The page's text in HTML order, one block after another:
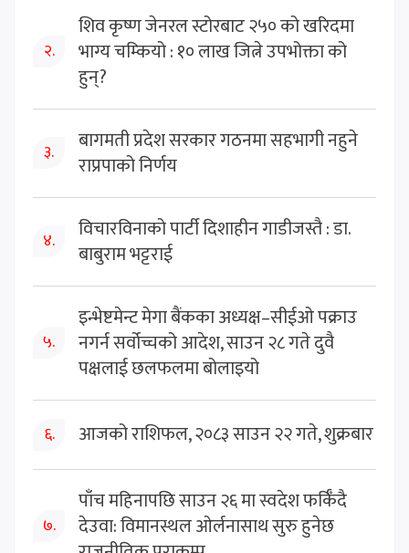
२.
शिव कृष्ण जेनरल स्टोरबाट २५० को खरिदमा
भाग्य चम्कियो : १० लाख जित्ने उपभोक्ता को
हुन्?
३.
बागमती प्रदेश सरकार गठनमा सहभागी नहुने
राप्रपाको निर्णय
४.
विचारविनाको पार्टी दिशाहीन गाडीजस्तै : डा.
बाबुराम भट्टराई
५.
इन्भेष्टमेन्ट मेगा बैंकका अध्यक्ष–सीईओ पक्राउ
नगर्न सर्वोच्चको आदेश, साउन २८ गते दुवै
पक्षलाई छलफलमा बोलाइयो
६. आजको राशिफल, २०८३ साउन २२ गते, शुक्रबार
७.
पाँच महिनापछि साउन २६ मा स्वदेश फर्किँदै
देउवा: विमानस्थल ओर्लनासाथ सुरु हुनेछ